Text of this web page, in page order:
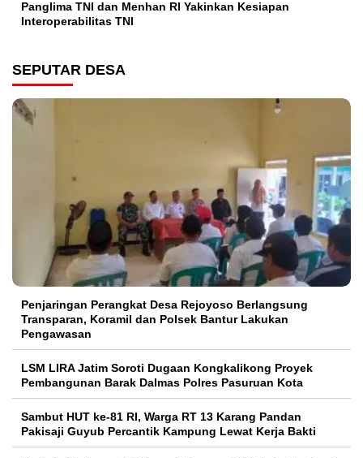
Panglima TNI dan Menhan RI Yakinkan Kesiapan
Interoperabilitas TNI
SEPUTAR DESA
Penjaringan Perangkat Desa Rejoyoso Berlangsung
Transparan, Koramil dan Polsek Bantur Lakukan
Pengawasan
LSM LIRA Jatim Soroti Dugaan Kongkalikong Proyek
Pembangunan Barak Dalmas Polres Pasuruan Kota
Sambut HUT ke-81 RI, Warga RT 13 Karang Pandan
Pakisaji Guyub Percantik Kampung Lewat Kerja Bakti